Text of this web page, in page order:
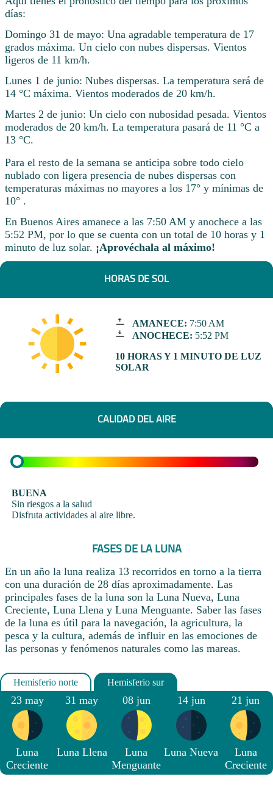
días:
Domingo 31 de mayo: Una agradable temperatura de 17
grados máxima. Un cielo con nubes dispersas. Vientos
ligeros de 11 km/h.
Lunes 1 de junio: Nubes dispersas. La temperatura será de
14 °C máxima. Vientos moderados de 20 km/h.
Martes 2 de junio: Un cielo con nubosidad pesada. Vientos
moderados de 20 km/h. La temperatura pasará de 11 °C a
13 °C.
Para el resto de la semana se anticipa sobre todo cielo
nublado con ligera presencia de nubes dispersas con
temperaturas máximas no mayores a los 17° y mínimas de
10° .
En Buenos Aires amanece a las 7:50 AM y anochece a las
5:52 PM, por lo que se cuenta con un total de 10 horas y 1
minuto de luz solar. ¡Aprovéchala al máximo!
HORAS DE SOL
AMANECE: 7:50 AM
ANOCHECE: 5:52 PM
10 HORAS Y 1 MINUTO DE LUZ
SOLAR
CALIDAD DEL AIRE
BUENA
Sin riesgos a la salud
Disfruta actividades al aire libre.
FASES DE LA LUNA
En un año la luna realiza 13 recorridos en torno a la tierra
con una duración de 28 días aproximadamente. Las
principales fases de la luna son la Luna Nueva, Luna
Creciente, Luna Llena y Luna Menguante. Saber las fases
de la luna es útil para la navegación, la agricultura, la
pesca y la cultura, además de influir en las emociones de
las personas y fenómenos naturales como las mareas.
23 may
Luna
Creciente
31 may
Luna Llena
08 jun
Luna
Menguante
14 jun
Luna Nueva
21 jun
Luna
Creciente